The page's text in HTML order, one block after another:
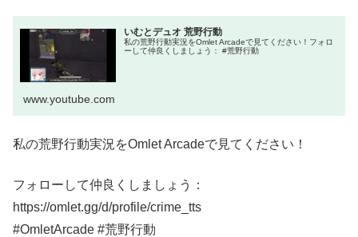
いむとデュオ 荒野行動
私の荒野行動実況をOmlet Arcadeで見てください！フォロ
ーして仲良くしましょう： #荒野行動
www.youtube.com
私の荒野行動実況をOmlet Arcadeで見てください！
フォローして仲良くしましょう：
https://omlet.gg/d/profile/crime_tts
#OmletArcade #荒野行動